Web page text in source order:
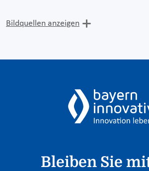
Bildquellen anzeigen
Bleiben Sie